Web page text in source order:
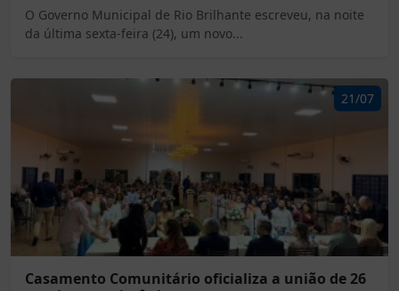
O Governo Municipal de Rio Brilhante escreveu, na noite
da última sexta-feira (24), um novo...
21/07
Casamento Comunitário oficializa a união de 26